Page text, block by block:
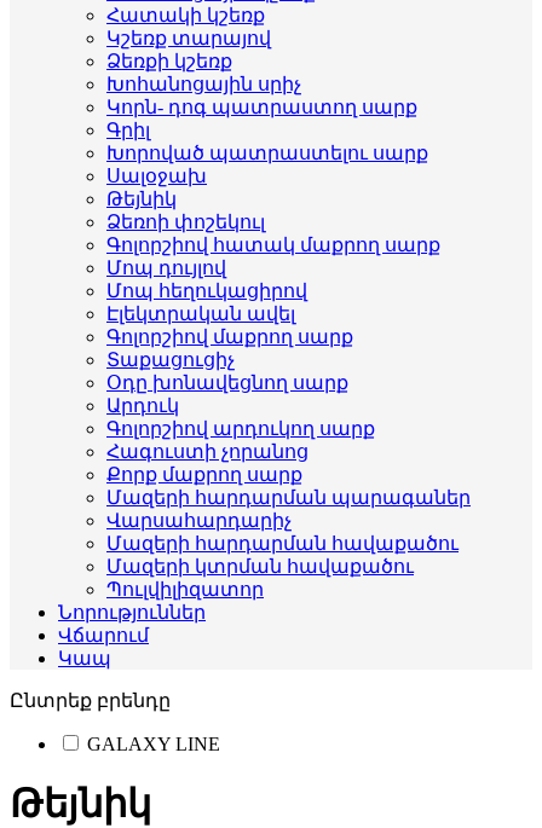
Հատակի կշեռք
Կշեռք տարայով
Ձեռքի կշեռք
Խոհանոցային սրիչ
Կորն- դոգ պատրաստող սարք
Գրիլ
Խորոված պատրաստելու սարք
Սալօջախ
Թեյնիկ
Ձեռոի փոշեկուլ
Գոլորշիով հատակ մաքրող սարք
Մոպ դույլով
Մոպ հեղուկացիրով
Էլեկտրական ավել
Գոլորշիով մաքրող սարք
Տաքացուցիչ
Օդը խոնավեցնող սարք
Արդուկ
Գոլորշիով արդուկող սարք
Հագուստի չորանոց
Քորք մաքրող սարք
Մազերի հարդարման պարագաներ
Վարսահարդարիչ
Մազերի հարդարման հավաքածու
Մազերի կտրման հավաքածու
Պուլվիլիզատոր
Նորություններ
Վճարում
Կապ
Ընտրեք բրենդը
GALAXY LINE
Թեյնիկ